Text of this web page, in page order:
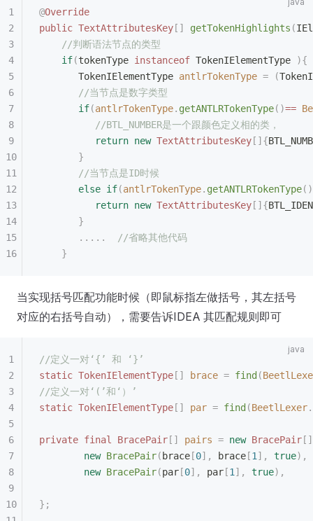
@Override
public TextAttributesKey [] getTokenHighlights (
    //判断语法节点的类型
    if
(tokenType instanceof TokenIElementType
){
       TokenIElementType
antlrTokenType = (
       //当节点是数字类型
       if
(antlrTokenType. getANTLRTokenType()==
          //BTL_NUMBER是一个跟颜色定义相的类，
          return
new TextAttributesKey []{
       }
       //当节点是ID时候
       else
if(antlrTokenType. getANTLRTokenType()
          return
new TextAttributesKey []{
       }
       .....
  //省略其他代码
    }
当实现括号匹配功能时候（即鼠标指左做括号，其左括号
对应的右括号自动），需要告诉IDEA 其匹配规则即可
//定义一对‘{’ 和 ‘}’
static TokenIElementType [] brace = find (
//定义一对‘(’和‘）’
static TokenIElementType [] par = find (BeetlLexer.
private final BracePair [] pairs = new BracePair
        new
BracePair( brace [0], brace [1 ], true),
        new
BracePair(par [0], par [1 ], true),
};